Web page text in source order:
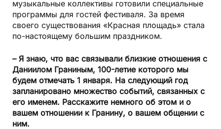
музыкальные коллективы готовили специальные
программы для гостей фестиваля. За время
своего существования «Красная площадь» стала
по-настоящему большим праздником.
– Я знаю, что вас связывали близкие отношения с
Даниилом Граниным, 100-летие которого мы
будем отмечать 1 января. На следующий год
запланировано множество событий, связанных с
его именем. Расскажите немного об этом и о
вашем отношении к Гранину, о вашем общении с
ним.